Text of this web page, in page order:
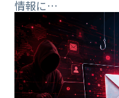
情報に…